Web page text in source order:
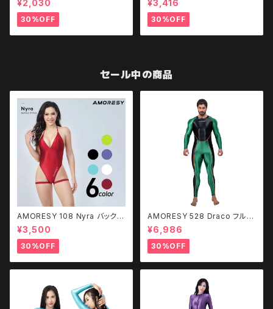
¥2,030
30%OFF
opのみ)
¥3,416
30%OFF
セール中の商品
AMORESY 108 Nyra バックレ
ス レッグストラップ 水着
¥3,500
30%OFF
AMORESY 528 Draco フルレ
ングススポーツボティスーツ
¥6,986
30%OFF